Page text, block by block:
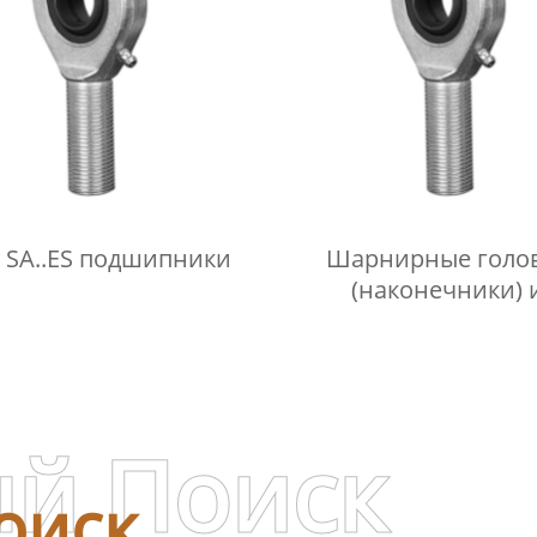
SA..ES подшипники
Шарнирные
(наконечники)
Поиск